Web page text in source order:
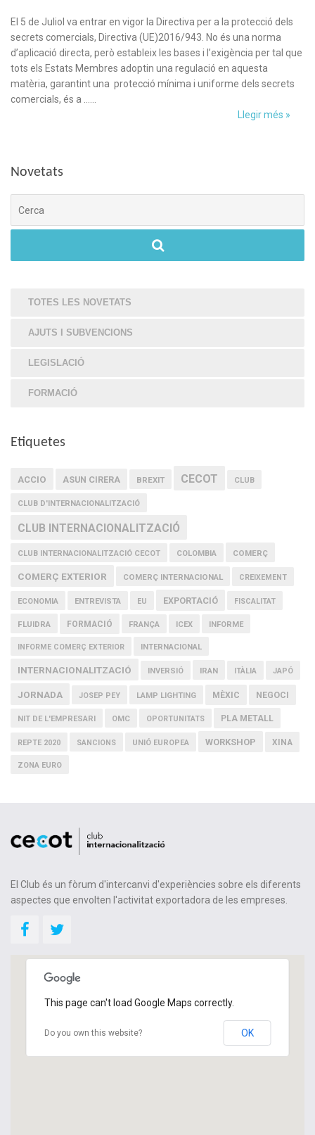
El 5 de Juliol va entrar en vigor la Directiva per a la protecció dels
secrets comercials, Directiva (UE)2016/943. No és una norma
d’aplicació directa, però estableix les bases i l’exigència per tal que
tots els Estats Membres adoptin una regulació en aquesta
matèria, garantint una protecció mínima i uniforme dels secrets
comercials, és a ……
Llegir més »
Novetats
TOTES LES NOVETATS
AJUTS I SUBVENCIONS
LEGISLACIÓ
FORMACIÓ
Etiquetes
ACCIO ASUN CIRERA BREXIT CECOT CLUB
CLUB D'INTERNACIONALITZACIÓ
CLUB INTERNACIONALITZACIÓ
CLUB INTERNACIONALITZACIÓ CECOT COLOMBIA COMERÇ
COMERÇ EXTERIOR COMERÇ INTERNACIONAL CREIXEMENT
ECONOMIA ENTREVISTA EU EXPORTACIÓ FISCALITAT
FLUIDRA FORMACIÓ FRANÇA ICEX INFORME
INFORME COMERÇ EXTERIOR INTERNACIONAL
INTERNACIONALITZACIÓ INVERSIÓ IRAN ITÀLIA JAPÓ
JORNADA JOSEP PEY LAMP LIGHTING MÈXIC NEGOCI
NIT DE L'EMPRESARI OMC OPORTUNITATS PLA METALL
REPTE 2020 SANCIONS UNIÓ EUROPEA WORKSHOP XINA
ZONA EURO
El Club és un fòrum d'intercanvi d'experiències sobre els diferents
aspectes que envolten l'activitat exportadora de les empreses.
This page can't load Google Maps correctly.
Do you own this website? OK